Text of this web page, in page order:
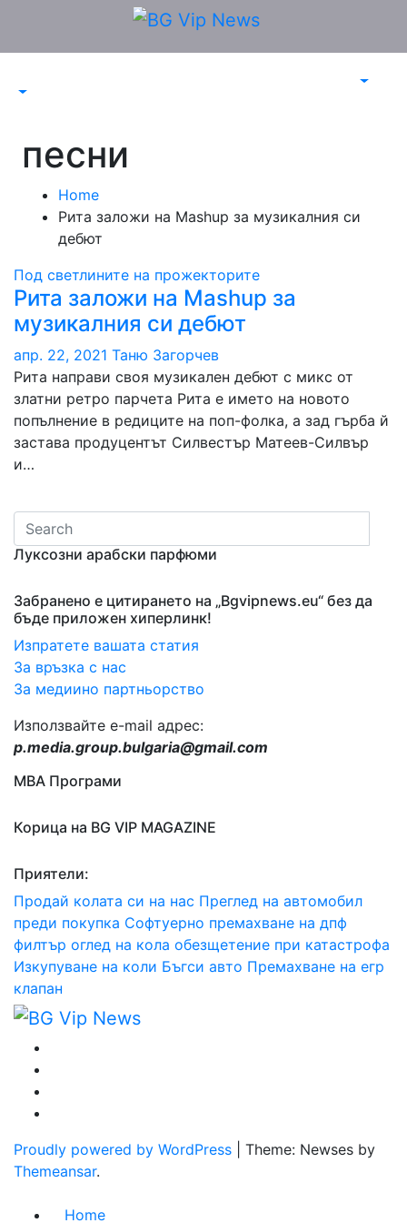
content
песни
Home
Рита заложи на Mashup за музикалния си
дебют
Под светлините на прожекторите
Рита заложи на Mashup за
музикалния си дебют
апр. 22, 2021 Таню Загорчев
Рита направи своя музикален дебют с микс от
златни ретро парчета Рита е името на новото
попълнение в редиците на поп-фолка, а зад гърба й
застава продуцентът Силвестър Матеев-Силвър
и…
Луксозни арабски парфюми
Забранено е цитирането на „Bgvipnews.eu“ без да
бъде приложен хиперлинк!
Изпратете вашата статия
За връзка с нас
За медиино партньорство
Използвайте e-mail адрес:
p.media.group.bulgaria@gmail.com
МВА Програми
Корица на BG VIP MAGAZINE
Приятели:
Продай колата си на нас Преглед на автомобил
преди покупка Софтуерно премахване на дпф
филтър оглед на кола обезщетение при катастрофа
Изкупуване на коли Бъгси авто Премахване на егр
клапан
Proudly powered by WordPress
Theme: Newses by
Themeansar.
Home